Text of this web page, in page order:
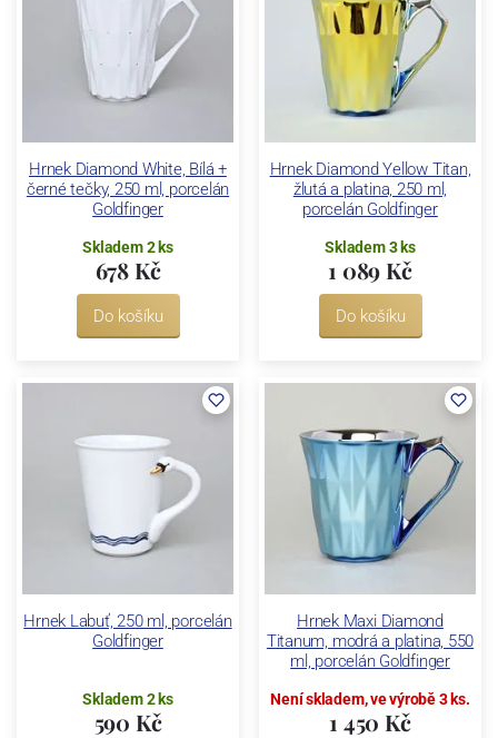
Hrnek Diamond White, Bílá +
černé tečky, 250 ml, porcelán
Goldfinger
Skladem 2 ks
678 Kč
Do košíku
Hrnek Diamond Yellow Titan,
žlutá a platina, 250 ml,
porcelán Goldfinger
Skladem 3 ks
1 089 Kč
Do košíku
Hrnek Labuť, 250 ml, porcelán
Goldfinger
Skladem 2 ks
590 Kč
Hrnek Maxi Diamond
Titanum, modrá a platina, 550
ml, porcelán Goldfinger
Není skladem, ve výrobě 3 ks.
1 450 Kč